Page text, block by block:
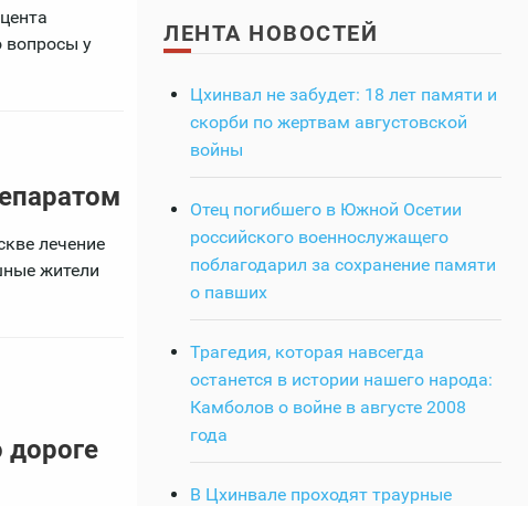
вопросы у
лечение
жители
ЛЕНТА НОВОСТЕЙ
Цхинвал не забудет: 18 лет памяти и
скорби по жертвам августовской
войны
Отец погибшего в Южной Осетии
российского военнослужащего
поблагодарил за сохранение памяти
о павших
Трагедия, которая навсегда
останется в истории нашего народа:
Камболов о войне в августе 2008
года
В Цхинвале проходят траурные